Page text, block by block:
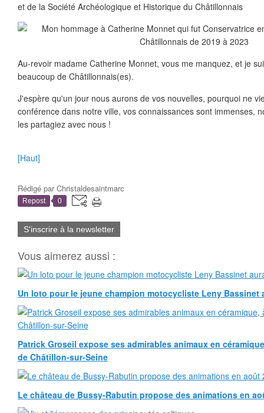
et de la Société Archéologique et Historique du Châtillonnais
Au-revoir madame Catherine Monnet, vous me manquez, et je
beaucoup de Châtillonnais(es).
J'espère qu'un jour nous aurons de vos nouvelles, pourquoi ne
conférence dans notre ville, vos connaissances sont immenses,
les partagiez avec nous !
[Haut]
Rédigé parChristaldesaintmarc
Repost 0
S'inscrire à la newsletter
Vous aimerez aussi :
Un loto pour le jeune champion motocycliste Leny Bassinet
Patrick Groseil expose ses admirables animaux en
de Châtillon-sur-Seine
Le château de Bussy-Rabutin propose des animations en